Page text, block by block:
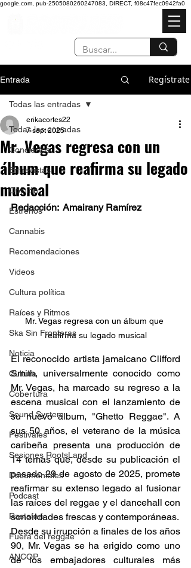
google.com, pub-2505080260247083, DIRECT, f08c47fec0942fa0
Entrada Regístrate
Todas las entradas
Conciertos
Entrevistas
Opinión
Estrenos
Cannabis
Recomendaciones
Videos
Cultura política
Raíces y Ritmos
Ska Sin Fronteras
Noticia
Cultura
Cobertura
Sound System
Festivales
Sesiones RootsLand
Documentales
Podcast
Rastafari
Fuera del reggae
ANCOP
Todas las entradas
Mr. Vegas regresa con un
álbum que reafirma su legado
musical
erikacortes22
7 sept 2025
Redacción:  Amairany Ramírez
Mr. Vegas regresa con un álbum que
reafirma su legado musical
El reconocido artista jamaicano Clifford
Smith, universalmente conocido como
Mr. Vegas, ha marcado su regreso a la
escena musical con el lanzamiento de
su nuevo álbum, "Ghetto Reggae". A
sus 50 años, el veterano de la música
caribeña presenta una producción de
14 temas que, desde su publicación el
pasado 29 de agosto de 2025, promete
reafirmar su extenso legado al fusionar
las raíces del reggae y el dancehall con
sonoridades frescas y contemporáneas.
Desde su irrupción a finales de los años
90, Mr. Vegas se ha erigido como uno
de los embajadores culturales más